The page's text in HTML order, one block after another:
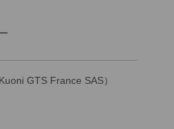
GTS France SAS）